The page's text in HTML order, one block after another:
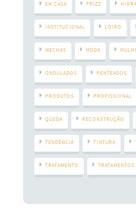
EM CASA FRIZZ
INSTITUCIONAL LOIRO
MECHAS MODA
ONDULADOS PENTEADOS
PRODUTOS PROFISSIONAL
QUEDA RECONSTRUÇÃO
TENDÊNCIA TINTURA
TRATAMENTO TRATAMENTOS